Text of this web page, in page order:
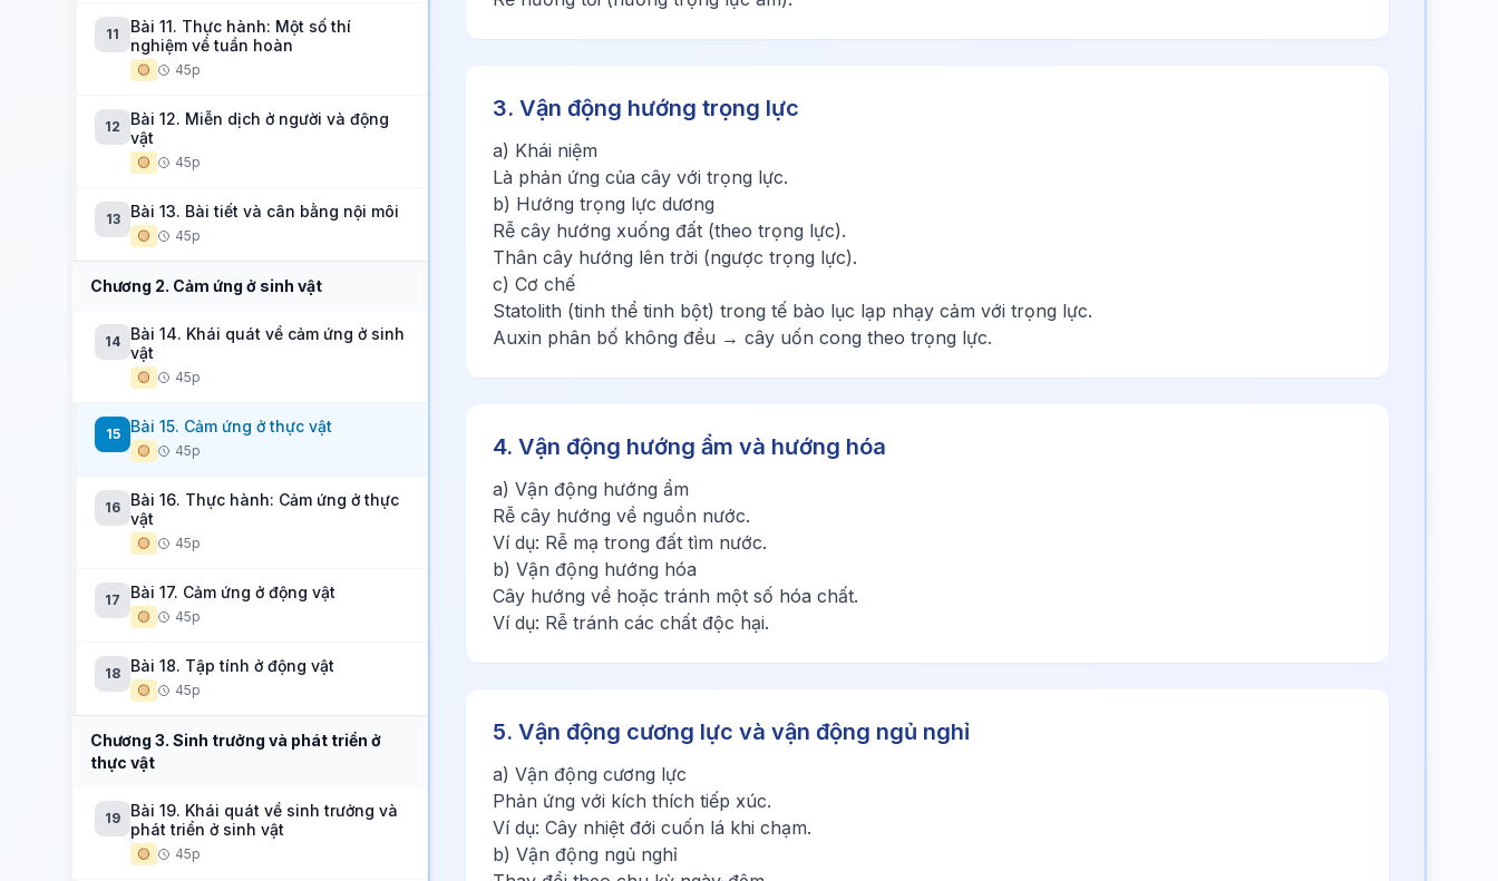
3. Vận động hướng trọng lực
a) Khái niệm
Là phản ứng của cây với trọng lực.
b) Hướng trọng lực dương
Rễ cây hướng xuống đất (theo trọng lực).
Thân cây hướng lên trời (ngược trọng lực).
c) Cơ chế
Statolith (tinh thể tinh bột) trong tế bào lục lạp nhạy cảm với trọng lực.
Auxin phân bố không đều → cây uốn cong theo trọng lực.
4. Vận động hướng ẩm và hướng hóa
a) Vận động hướng ẩm
Rễ cây hướng về nguồn nước.
Ví dụ: Rễ mạ trong đất tìm nước.
b) Vận động hướng hóa
Cây hướng về hoặc tránh một số hóa chất.
Ví dụ: Rễ tránh các chất độc hại.
5. Vận động cương lực và vận động ngủ nghỉ
a) Vận động cương lực
Phản ứng với kích thích tiếp xúc.
Ví dụ: Cây nhiệt đới cuốn lá khi chạm.
b) Vận động ngủ nghỉ
11
Bài 11. Thực hành: Một số thí
nghiệm về tuần hoàn
🟡 45p
12
Bài 12. Miễn dịch ở người và động
vật
🟡 45p
13 Bài 13. Bài tiết và cân bằng nội môi
🟡 45p
Chương 2. Cảm ứng ở sinh vật
14
Bài 14. Khái quát về cảm ứng ở sinh
vật
🟡 45p
15 Bài 15. Cảm ứng ở thực vật
🟡 45p
16
Bài 16. Thực hành: Cảm ứng ở thực
vật
🟡 45p
17 Bài 17. Cảm ứng ở động vật
🟡 45p
18 Bài 18. Tập tính ở động vật
🟡 45p
Chương 3. Sinh trưởng và phát triển ở
thực vật
19
Bài 19. Khái quát về sinh trưởng và
phát triển ở sinh vật
🟡 45p